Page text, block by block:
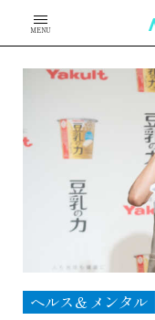
MENU
ヘルス＆メンタル